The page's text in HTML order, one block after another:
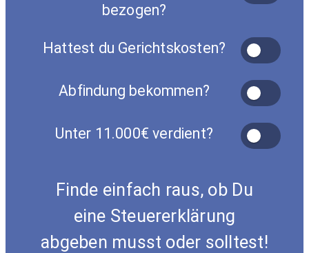
bezogen?
Hattest du Gerichtskosten?
Abfindung bekommen?
Unter 11.000€ verdient?
Finde einfach raus, ob Du
eine Steuererklärung
abgeben musst oder solltest!